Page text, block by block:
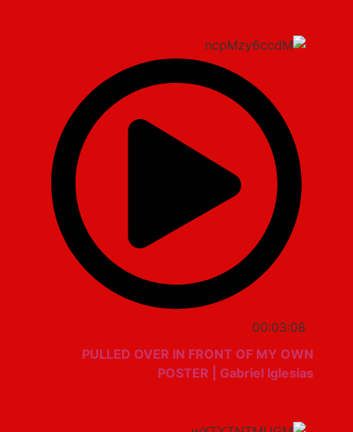
00:03:08
PULLED OVER IN FRONT OF MY OWN
POSTER | Gabriel Iglesias